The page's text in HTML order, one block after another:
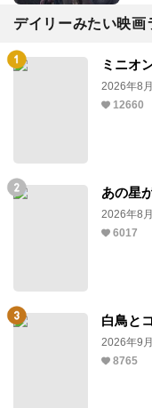
デイリーみたい映画
ミニオ
2026年8
12660
あの星
2026年8
6017
白鳥と
2026年9
8765